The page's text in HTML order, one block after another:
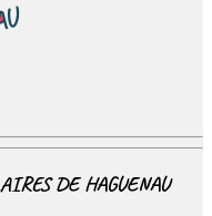
DE HAGUENAU